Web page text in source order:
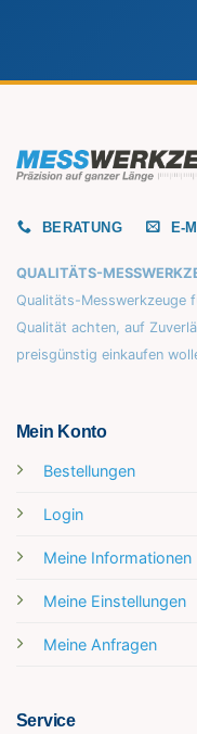
BERATUNG E-
QUALITÄTS-
Qualitäts-Messwerkzeuge
Qualität achten, auf
preisgünstig einkaufen
Mein Konto
Bestellungen
Login
Meine Informationen
Meine Einstellungen
Meine Anfragen
Service